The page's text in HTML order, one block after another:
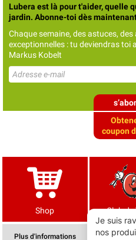
Lubera est là pour t'aider, quelle
jardin. Abonne-toi dès
Chaque semaine, des astuces,
exceptionnelles : tu deviendras toi
Markus Kobelt
coupon
Shop Club de
Plus d'informations